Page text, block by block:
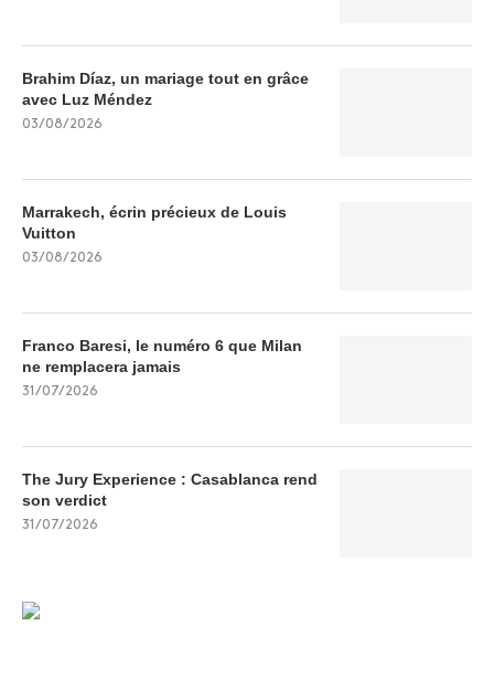
Brahim Díaz, un mariage tout en grâce
avec Luz Méndez
03/08/2026
Marrakech, écrin précieux de Louis
Vuitton
03/08/2026
Franco Baresi, le numéro 6 que Milan
ne remplacera jamais
31/07/2026
The Jury Experience : Casablanca rend
son verdict
31/07/2026